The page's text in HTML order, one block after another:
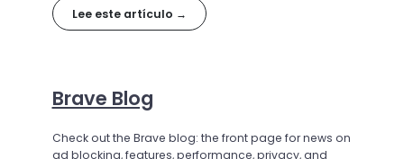
Lee este artículo →
Brave Blog
Check out the Brave blog: the front page for news on
ad blocking, features, performance, privacy, and